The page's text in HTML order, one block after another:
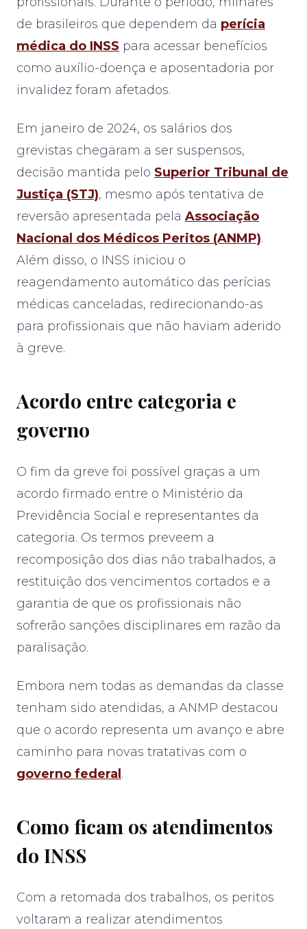
de brasileiros que dependem da perícia
médica do INSS para acessar benefícios
como auxílio-doença e aposentadoria por
invalidez foram afetados.
Em janeiro de 2024, os salários dos
grevistas chegaram a ser suspensos,
decisão mantida pelo Superior Tribunal de
Justiça (STJ), mesmo após tentativa de
reversão apresentada pela Associação
Nacional dos Médicos Peritos (ANMP).
Além disso, o INSS iniciou o
reagendamento automático das perícias
médicas canceladas, redirecionando-as
para profissionais que não haviam aderido
à greve.
Acordo entre categoria e
governo
O fim da greve foi possível graças a um
acordo firmado entre o Ministério da
Previdência Social e representantes da
categoria. Os termos preveem a
recomposição dos dias não trabalhados, a
restituição dos vencimentos cortados e a
garantia de que os profissionais não
sofrerão sanções disciplinares em razão da
paralisação.
Embora nem todas as demandas da classe
tenham sido atendidas, a ANMP destacou
que o acordo representa um avanço e abre
caminho para novas tratativas com o
governo federal .
Como ficam os atendimentos
do INSS
Com a retomada dos trabalhos, os peritos
voltaram a realizar atendimentos